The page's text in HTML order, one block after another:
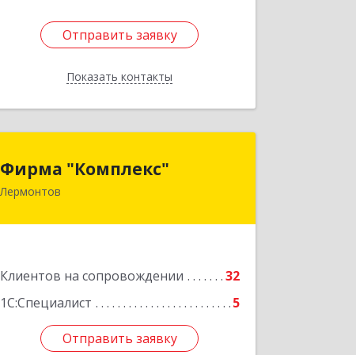
Отправить заявку
Показать контакты
Отправить заявку
Назад
Фирма "Комплекс"
Лермонтов
Клиентов на сопровождении
32
1С:Специалист
5
Отправить заявку
357348, Ставропольский край,
Подробнее
Отправить заявку